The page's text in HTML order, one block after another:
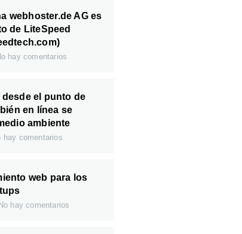
webhoster.de AG es
de LiteSpeed
hay comentarios
el punto de
en línea se
ambiente
hay comentarios
web para los
No hay comentarios